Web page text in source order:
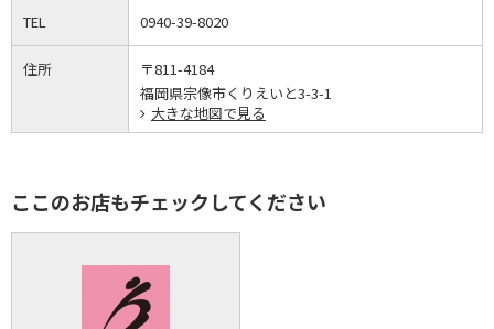
TEL 0940-39-8020
住所
〒811-4184
福岡県宗像市くりえいと3-3-1
大きな地図で見る
ここのお店もチェックしてください